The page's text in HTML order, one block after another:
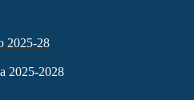
2025-28
2025-2028